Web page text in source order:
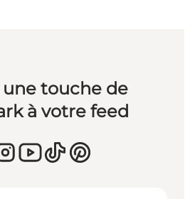
touche de
à votre feed